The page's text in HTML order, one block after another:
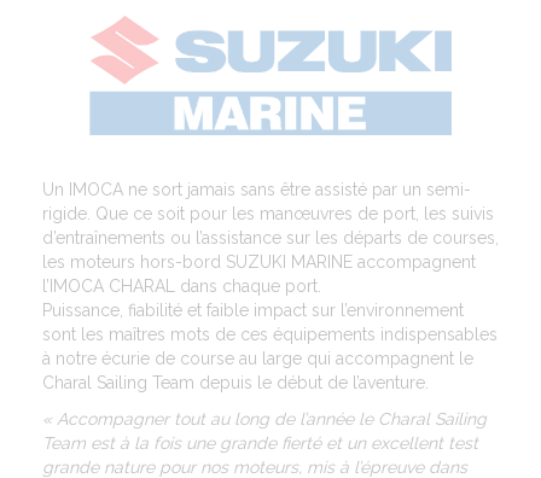
Un IMOCA ne sort jamais sans être assisté par un semi-
rigide. Que ce soit pour les manœuvres de port, les suivis
d’entraînements ou l’assistance sur les départs de courses,
les moteurs hors-bord SUZUKI MARINE accompagnent
l’IMOCA CHARAL dans chaque port.
Puissance, fiabilité et faible impact sur l’environnement
sont les maîtres mots de ces équipements indispensables
à notre écurie de course au large qui accompagnent le
Charal Sailing Team depuis le début de l’aventure.
« Accompagner tout au long de l’année le Charal Sailing
Team est à la fois une grande fierté et un excellent test
grande nature pour nos moteurs, mis à l’épreuve dans